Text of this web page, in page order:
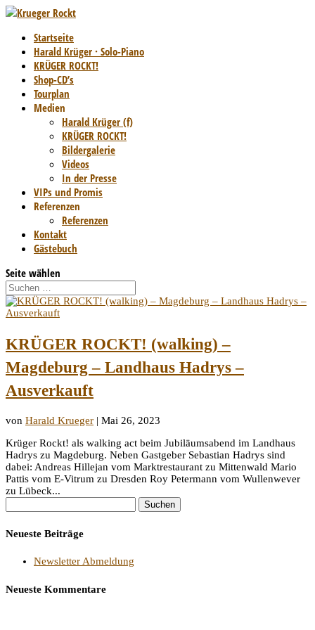
Startseite
Harald Krüger · Solo-Piano
KRÜGER ROCKT!
Shop-CD’s
Tourplan
Medien
Harald Krüger (f)
KRÜGER ROCKT!
Bildergalerie
Videos
In der Presse
VIPs und Promis
Referenzen
Referenzen
Kontakt
Gästebuch
Seite wählen
KRÜGER ROCKT! (walking) –
Magdeburg – Landhaus Hadrys –
Ausverkauft
von Harald Krueger | Mai 26, 2023
Krüger Rockt! als walking act beim Jubiläumsabend im Landhaus
Hadrys zu Magdeburg. Neben Gastgeber Sebastian Hadrys sind
dabei: Andreas Hillejan vom Marktrestaurant zu Mittenwald Mario
Pattis vom E-Vitrum zu Dresden Roy Petermann vom Wullenwever
zu Lübeck...
nach:
Neueste Beiträge
Newsletter Abmeldung
Neueste Kommentare